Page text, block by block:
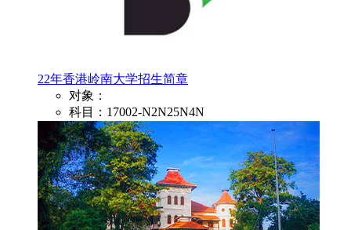
22年香港岭南大学招生简章
对象：
科目：17002-N2N25N4N